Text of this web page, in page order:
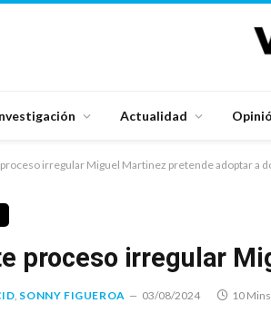
Actualidad
irregular Miguel Martinez pretende adoptar a
proceso irregular
, SONNY FIGUEROA 03/08/2024 10